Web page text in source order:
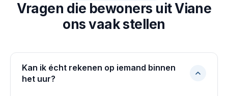
Vragen die bewoners uit Viane
ons vaak stellen
Kan ik écht rekenen op iemand binnen
het uur?